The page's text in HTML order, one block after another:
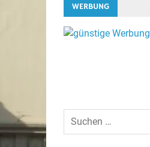
WERBUNG